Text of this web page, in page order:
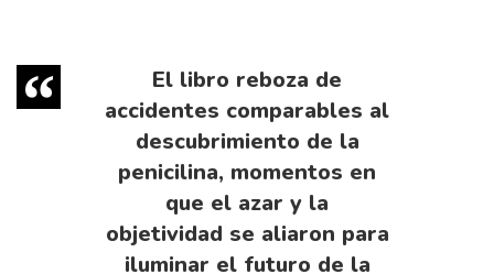
El libro reboza de
accidentes comparables al
descubrimiento de la
penicilina, momentos en
que el azar y la
objetividad se aliaron para
iluminar el futuro de la